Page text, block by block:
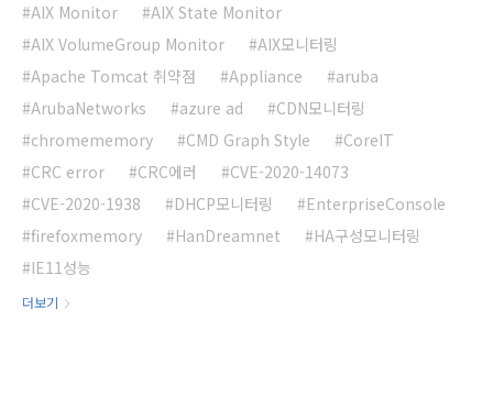
AIX Monitor
AIX State Monitor
AIX VolumeGroup Monitor
AIX모니터링
Apache Tomcat 취약점
Appliance
aruba
ArubaNetworks
azure ad
CDN모니터링
chromememory
CMD Graph Style
CoreIT
CRC error
CRC에러
CVE-2020-14073
CVE-2020-1938
DHCP모니터링
EnterpriseConsole
firefoxmemory
HanDreamnet
HA구성모니터링
IE11성능
더보기